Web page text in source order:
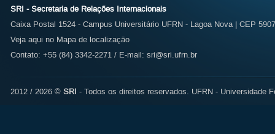
SRI - Secretaria de Relações Internacionais
Caixa Postal 1524 - Campus Universitário UFRN - Lagoa Nova | CEP
Veja aqui no Mapa de localização
Contato: +55 (84) 3342-2271 / E-mail: sri@sri.ufrn.br
2012 / 2026 © SRI - Todos os direitos reservados. UFRN - Universidade